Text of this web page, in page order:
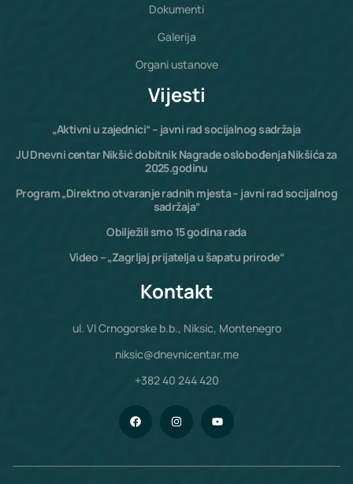
Dokumenti
Galerija
Organi ustanove
Vijesti
„Aktivni u zajednici“ – javni rad socijalnog sadržaja
JU Dnevni centar Nikšić dobitnik Nagrade oslobođenja Nikšića za
2025.godinu
Program „Direktno otvaranje radnih mjesta – javni rad socijalnog
sadržaja“
Obilježili smo 15 godina rada
Video – „Zagrljaj prijatelja u šapatu prirode“
Kontakt
ul. VI Crnogorske b.b., Niksic, Montenegro
niksic@dnevnicentar.me
+382 40 244 420